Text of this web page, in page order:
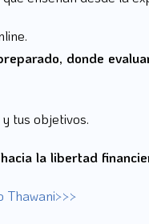
donde
tus objetivos.
la libertad
Thawani>>>